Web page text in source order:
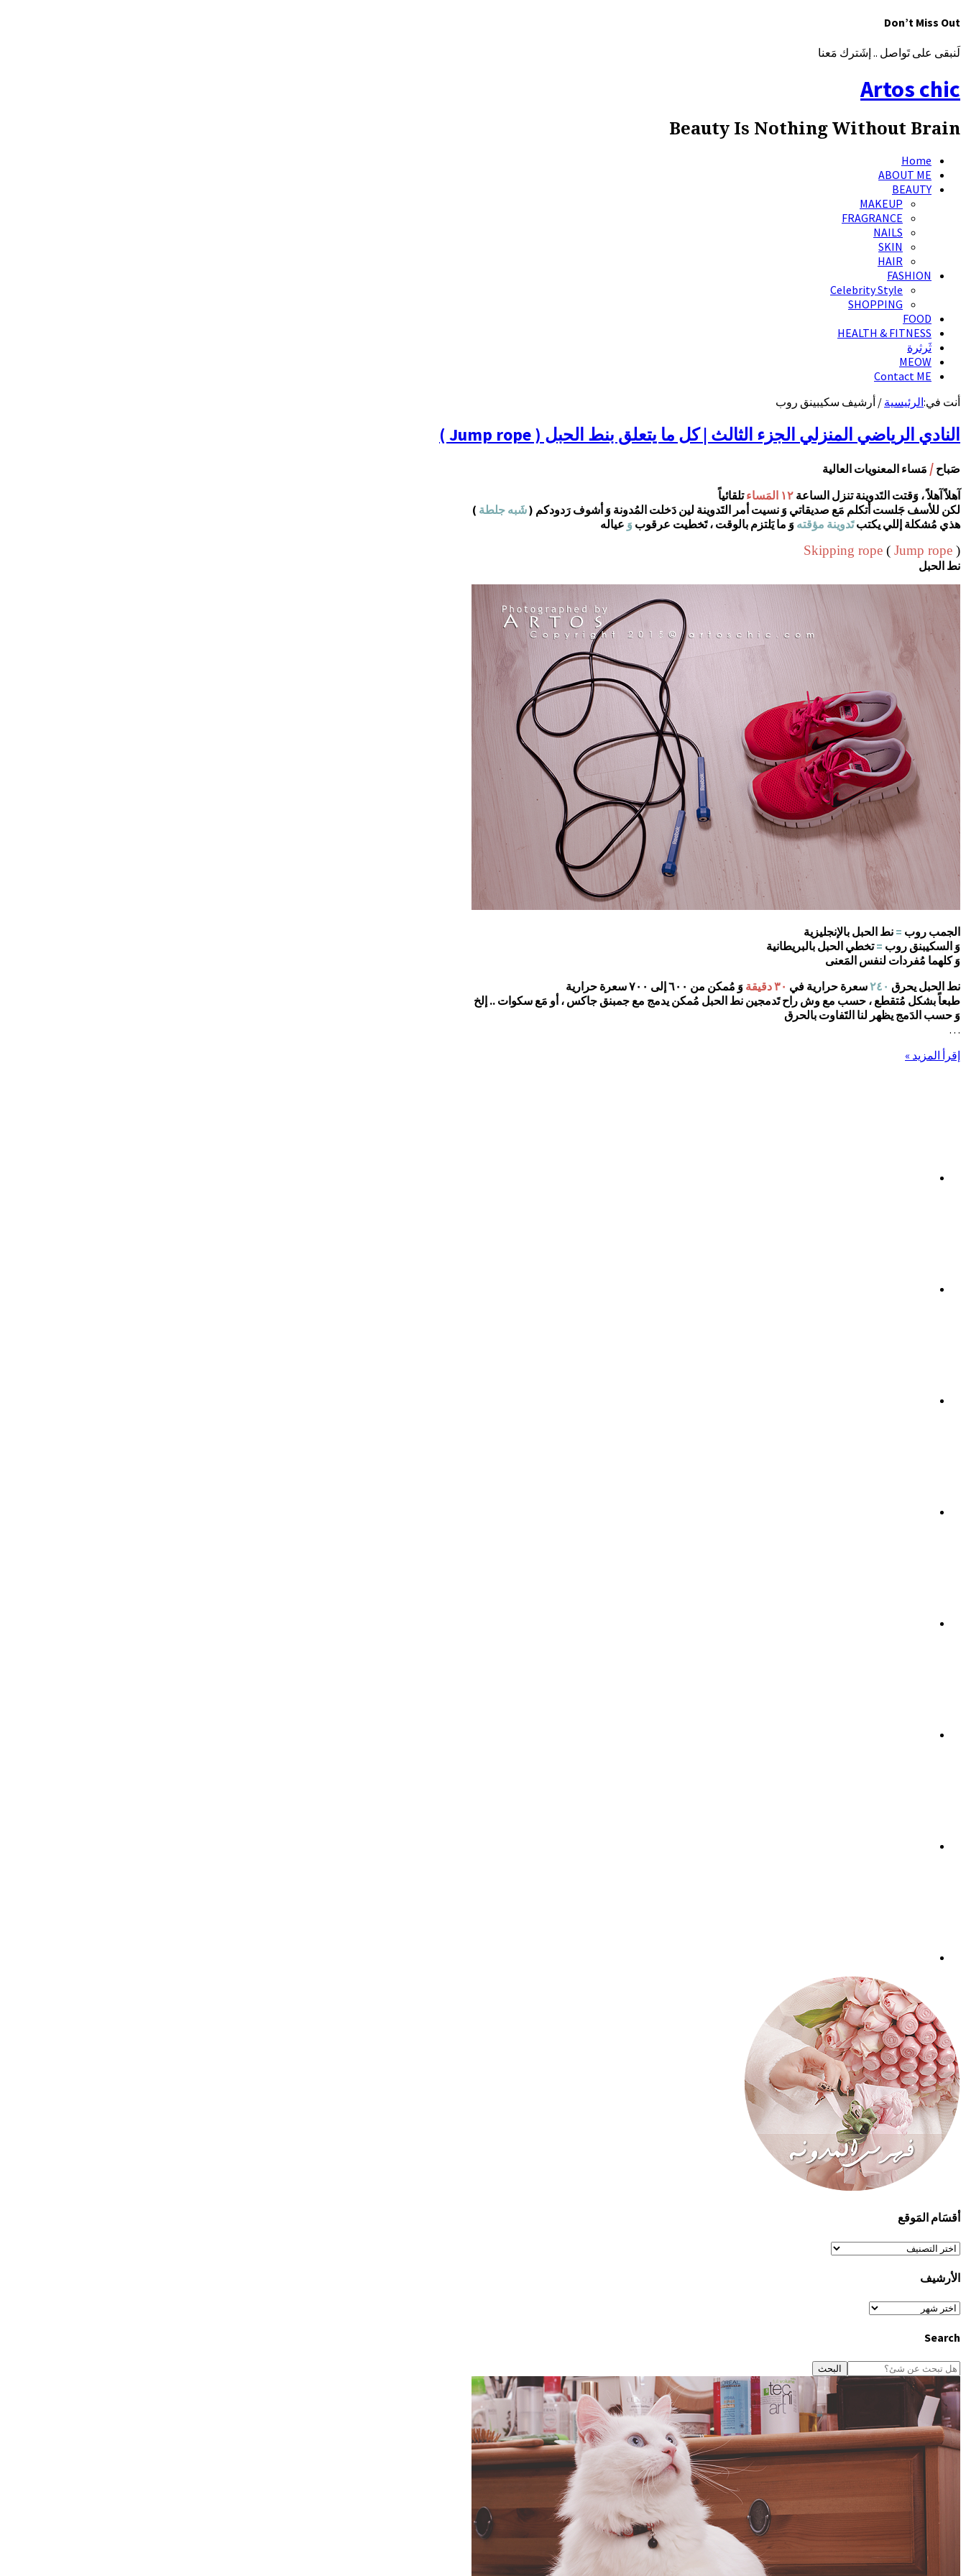
Don’t Miss Out
لَنبقى على تَواصل .. إشَترك مَعنا
Artos chic
Beauty Is Nothing Without Brain
Home
ABOUT ME
BEAUTY
MAKEUP
FRAGRANCE
NAILS
SKIN
HAIR
FASHION
Celebrity Style
SHOPPING
FOOD
HEALTH & FITNESS
ثَرثرة
MEOW
Contact ME
أنت في:الرئيسية / أرشيف سكيبينق روب
النادي الرياضي المنزلي الجزء الثالث | كل ما يتعلق بنط الحبل ( Jump rope )
صَباح / مَساء المعنويات العالية
آهلاً آهلاً ، وَقتت التَدوينة تنزل الساعة ١٢ المَساء
تلقائياً
لكن للأسف جَلست أتكلم مَع صديقاتي وَ نسيت أمر التَدوينة لين دَخلت المُدونة وَ أشوف رَدودكم (شَبه جلطة )
هذي مُشكلة إللي يكتبتَدوينة مؤقته وَ ما يَلتزم بالوقت ، تَخطيت عرقوب وَ عياله
(
( Jump rope
نط الحبل
الجمب روب = نط الحبل بالإنجليزية
وَ السكيبنق روب =تخطي الحبل بالبريطانية
وَ كلهما مُفردات لنفس المَعنى
نط الحبل يحرق ٢٤٠سعرة حرارية في ٣٠دقيقة وَ مُمكن من ٦٠٠ إلى ٧٠٠ سعرة حرارية
طبعاً بشكل مُتقطع ، حسب مع وش راح تَدمجين نط الحبل مُمكن يدمج مع جمبنق جاكس ، أو مَع سكوات .. إلخ
وَ حسب الدَمج يظهر لنا التَفاوت بالحرق
…
إقرأ المزيد »
أقسَام المَوقع
أقسَام
الأرشيف
الأرشيف
Search